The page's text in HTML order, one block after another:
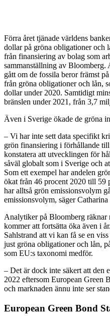
Förra året tjänade världens
dollar på gröna obligationer och
från finansiering av bolag som
sammanställning av Bloomberg.
gått om de fossila beror främst
från gröna obligationer och lån,
dollar under 2020. Samtidigt
bränslen under 2021, från 3,7
Även i Sverige ökade de gröna
– Vi har inte sett data specifikt
grön finansiering i förhållande
konstatera att utvecklingen för
såväl globalt som i Sverige och
Som ett exempel har andelen
ökat från 46 procent 2020 till 59
har alltså grön emissionsvolym
emissionsvolym, säger
Analytiker på Bloomberg räknar
kommer att fortsätta öka även i
Sahlstrand att vi kan få se en
just gröna obligationer och lån,
som EU:s taxonomi medför.
– Det är dock inte säkert att den
2022 eftersom European Green
och marknaden ännu inte ser
European Green Bond